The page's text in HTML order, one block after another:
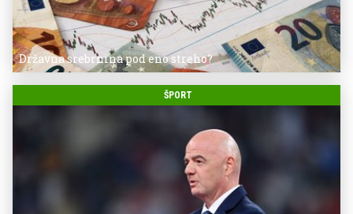
Državna srebrnina pod eno streho?
ŠPORT